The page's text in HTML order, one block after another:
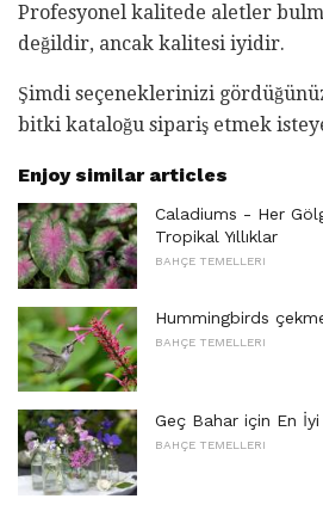
Profesyonel kalitede aletler
değildir, ancak kalitesi iyidir.
Şimdi seçeneklerinizi
bitki kataloğu sipariş etmek
Enjoy similar articles
Caladiums - Her
Tropikal Yıllıklar
BAHÇE TEMELLERI
Hummingbirds
BAHÇE TEMELLERI
Geç Bahar için En
BAHÇE TEMELLERI